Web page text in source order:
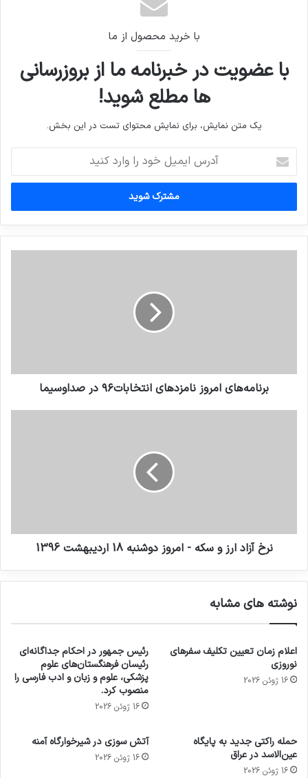
با خرید محصول از ما
با عضویت در خبرنامه ما از بروزرسانی
ها مطلع شوید!
یک متن نمایش، برای نمایش محتوای تست در این بخش.
ایمیل
خود
وارد
کنید
برنامه‌های امروز نامزدهای انتخابات۹۶ در صداوسیما
نرخ آزاد ارز و سکه - امروز دوشنبه 18 ارديبهشت 1396
نوشته های مشابه
اعلام زمان تعیین تکلیف سفرهای
نوروزی
16 ژوئن 2026
رئیس جمهور در احکام جداگانه‌ای
رئیسان فرهنگستان‌های علوم
پزشکی، علوم و زبان و ادب فارسی را
منصوب کرد.
16 ژوئن 2026
حمله راکتی جدید به پایگاه
عین‌الاسد در عراق
16 ژوئن 2026
آتش سوزی در شیرخوارگاه آمنه
16 ژوئن 2026